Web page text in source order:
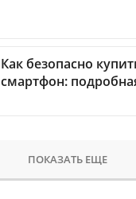
Как безопасно
смартфон:
ПОКАЗАТЬ ЕЩЕ